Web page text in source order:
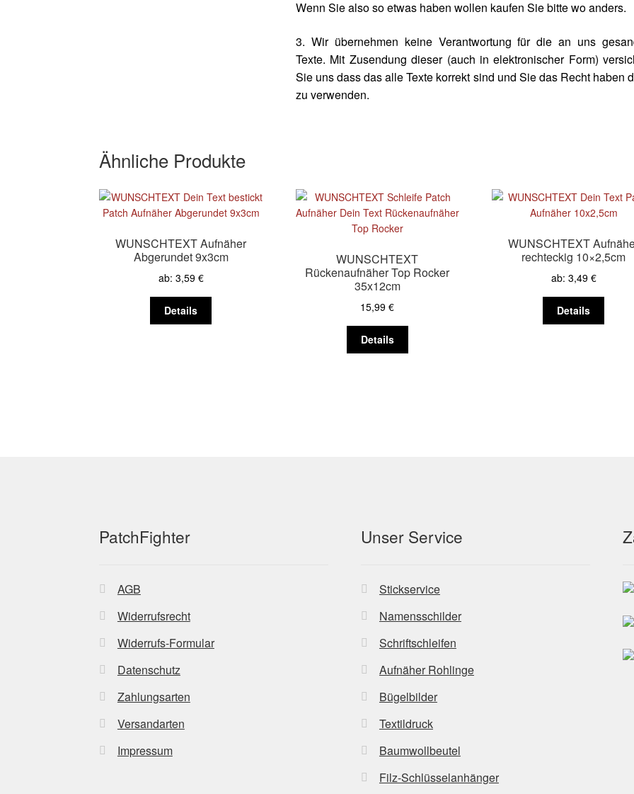
Wenn Sie also so etwas haben wollen kaufen Sie bitte wo anders.
3. Wir übernehmen keine Verantwortung für die an uns
Texte. Mit Zusendung dieser (auch in elektronischer Form)
Sie uns dass das alle Texte korrekt sind und Sie das Recht haben
zu verwenden.
Ähnliche Produkte
WUNSCHTEXT Aufnäher
Abgerundet 9x3cm
ab: 3,59 €
Details
WUNSCHTEXT
Rückenaufnäher Top Rocker
35x12cm
15,99€
Details
werden
WUNSCHTEXT
rechteckig 10×2,5cm
ab: 3,49 €
Details
PatchFighter
AGB
Widerrufsrecht
Widerrufs-Formular
Datenschutz
Zahlungsarten
Versandarten
Impressum
Unser Service
Stickservice
Namensschilder
Schriftschleifen
Aufnäher Rohlinge
Bügelbilder
Textildruck
Baumwollbeutel
Filz-Schlüsselanhänger